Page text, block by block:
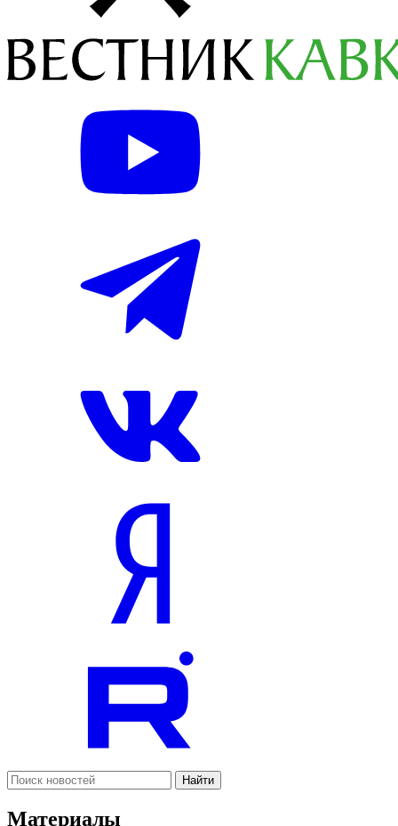
Найти
Материалы